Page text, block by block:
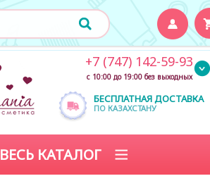
БЕСПЛАТНАЯ ДОСТАВКА
ПО КАЗАХСТАНУ
+7 (747) 142-59-93
с 10:00 до 19:00 без выходных
ВЕСЬ КАТАЛОГ